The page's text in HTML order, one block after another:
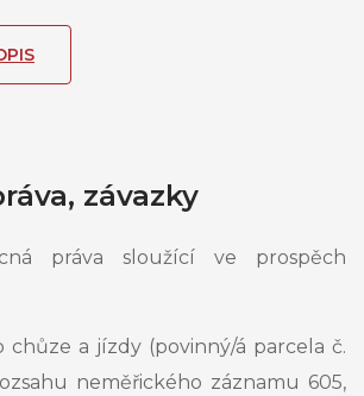
závazky
práva sloužící ve prospěch
chůze a jízdy (povinný/á parcela č.
neměřického záznamu 605,